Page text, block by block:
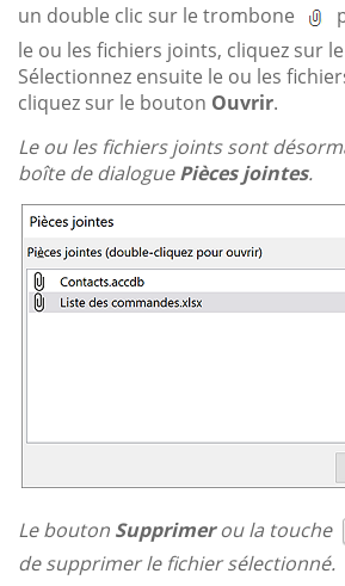
un double clic sur le trombone
le ou les fichiers joints, cliquez sur
Sélectionnez ensuite le ou les
cliquez sur le bouton Ouvrir.
Le ou les fichiers joints sont
boîte de dialoguePièces jointes.
Le bouton Supprimerou la touche
de supprimer le fichier sélectionné.